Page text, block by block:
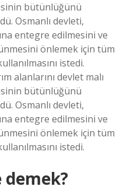
bütünlüğünü
Osmanlı devleti,
entegre edilmesini ve
önlemek için tüm
istedi.
alanlarını devlet malı
bütünlüğünü
Osmanlı devleti,
entegre edilmesini ve
önlemek için tüm
istedi.